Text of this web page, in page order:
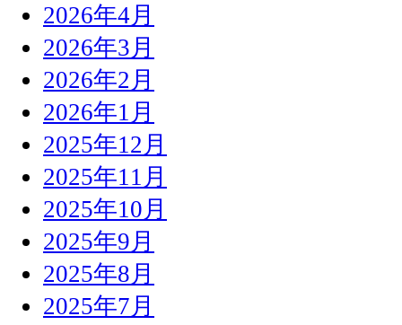
2026年4月
2026年3月
2026年2月
2026年1月
2025年12月
2025年11月
2025年10月
2025年9月
2025年8月
2025年7月